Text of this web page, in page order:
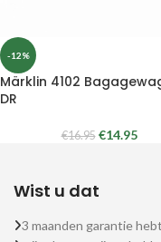
-12%
Märklin 4102
DR
€16.95 €14.95
Wist u dat
3 maanden garantie